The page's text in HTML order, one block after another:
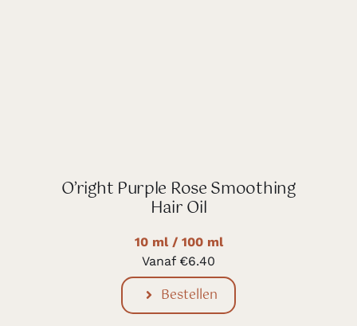
O’right Purple Rose Smoothing
Hair Oil
10 ml / 100 ml
Vanaf €6.40
Bestellen